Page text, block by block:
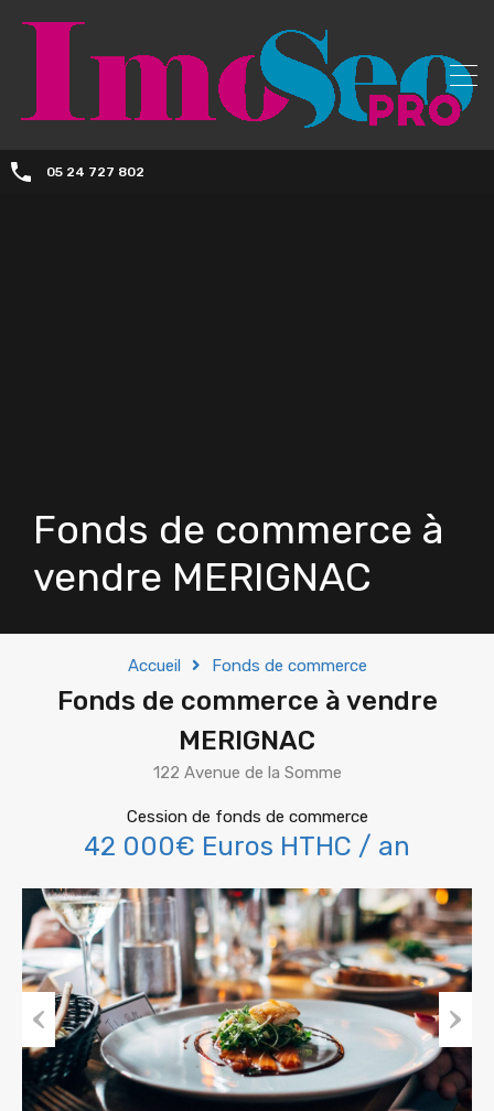
05 24 727 802
Fonds de commerce à
vendre MERIGNAC
Accueil Fonds de commerce
Fonds de commerce à vendre
MERIGNAC
122 Avenue de la Somme
Cession de fonds de commerce
42 000€ Euros HTHC / an
Previous Next